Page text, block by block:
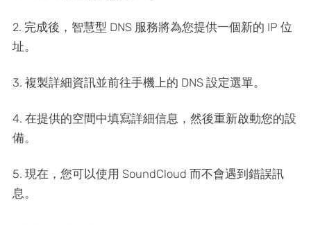
2. 完成後，智慧型 DNS 服務將為您提供一個新的 IP 位
址。
3. 複製詳細資訊並前往手機上的 DNS 設定選單。
4. 在提供的空間中填寫詳細信息，然後重新啟動您的設
備。
5. 現在，您可以使用 SoundCloud 而不會遇到錯誤訊
息。